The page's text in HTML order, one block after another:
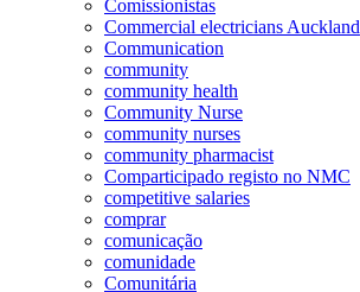
Comissionistas
Commercial electricians Auckland
Communication
community
community health
Community Nurse
community nurses
community pharmacist
Comparticipado registo no NMC
competitive salaries
comprar
comunicação
comunidade
Comunitária